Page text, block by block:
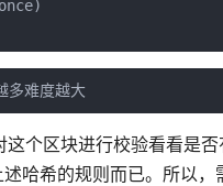
难度越大
个区块进行校验看看是
哈希的规则而已。所以，